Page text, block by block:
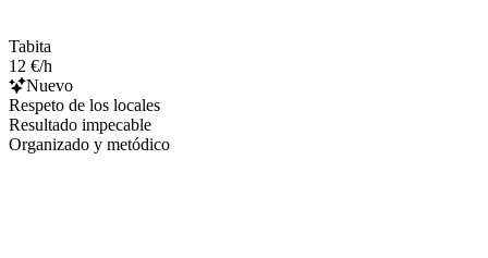
Tabita
12 €/h
Nuevo
Respeto de los locales
Resultado impecable
Organizado y metódico